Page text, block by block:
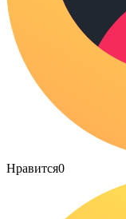
Нравится0